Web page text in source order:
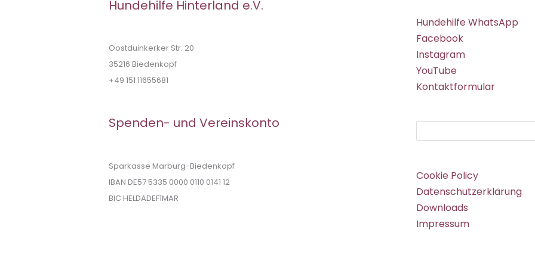
Hundehilfe Hinterland e.V.
Oostduinkerker Str. 20
35216 Biedenkopf
+49 151 11655681
Spenden- und Vereinskonto
Sparkasse Marburg-Biedenkopf
IBAN DE57 5335 0000 0110 0141 12
BIC HELDADEF1MAR
Hundehilfe WhatsApp
Facebook
Instagram
YouTube
Kontaktformular
Cookie Policy
Datenschutzerklärung
Downloads
Impressum